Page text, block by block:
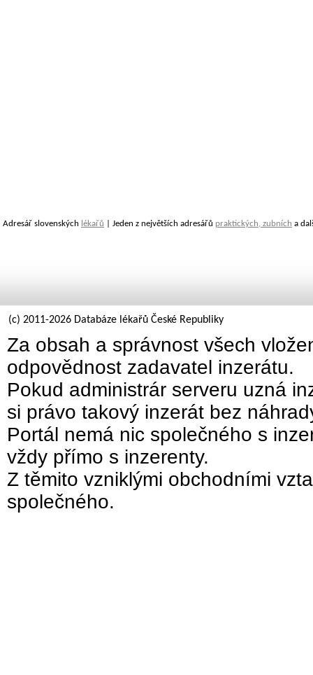
Adresář slovenských lékařů | Jeden z největších adresářů praktických, zubních a
(c) 2011-2026 Databáze lékařů České Republiky
Za obsah a správnost všech
odpovědnost zadavatel inzerátu.
Pokud administrár serveru uzná
si právo takový inzerát bez
Portál nemá nic společného s
vždy přímo s inzerenty.
Z těmito vzniklými obchodními
společného.